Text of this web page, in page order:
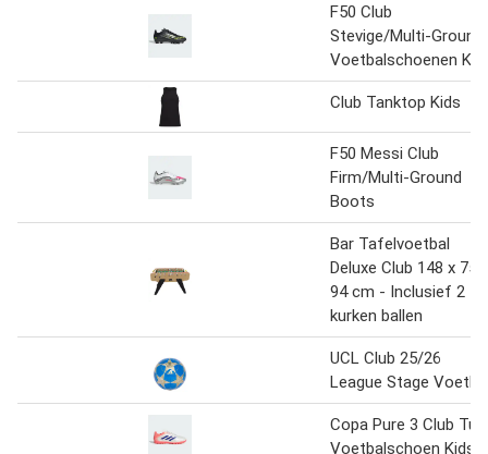
F50 Club
Stevige/Multi-Ground
Voetbalschoenen
Club Tanktop Kids
F50 Messi Club
Firm/Multi-Ground
Boots
Bar Tafelvoetbal
Deluxe Club 148 x 75 x
94 cm - Inclusief 2
kurken ballen
UCL Club 25/26
League Stage
Copa Pure 3 Club
Voetbalschoen Kids